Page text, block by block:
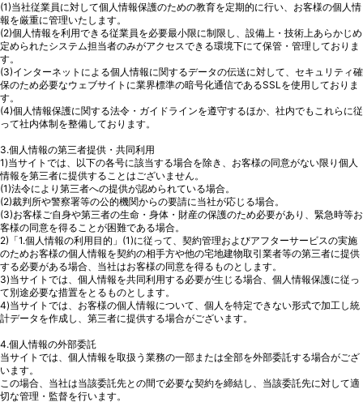
(1)当社従業員に対して個人情報保護のための教育を定期的に行い、お客様の個人情
報を厳重に管理いたします。
(2)個人情報を利用できる従業員を必要最小限に制限し、設備上・技術上あらかじめ
定められたシステム担当者のみがアクセスできる環境下にて保管・管理しておりま
す。
(3)インターネットによる個人情報に関するデータの伝送に対して、セキュリティ確
保のため必要なウェブサイトに業界標準の暗号化通信であるSSLを使用しておりま
す。
(4)個人情報保護に関する法令・ガイドラインを遵守するほか、社内でもこれらに従
って社内体制を整備しております。
3.個人情報の第三者提供・共同利用
1)当サイトでは、以下の各号に該当する場合を除き、お客様の同意がない限り個人
情報を第三者に提供することはございません。
(1)法令により第三者への提供が認められている場合。
(2)裁判所や警察署等の公的機関からの要請に当社が応じる場合。
(3)お客様ご自身や第三者の生命・身体・財産の保護のため必要があり、緊急時等お
客様の同意を得ることが困難である場合。
2)「1.個人情報の利用目的」(1)に従って、契約管理およびアフターサービスの実施
のためお客様の個人情報を契約の相手方や他の宅地建物取引業者等の第三者に提供
する必要がある場合、当社はお客様の同意を得るものとします。
3)当サイトでは、個人情報を共同利用する必要が生じる場合、個人情報保護に従っ
て別途必要な措置をとるものとします。
4)当サイトでは、お客様の個人情報について、個人を特定できない形式で加工し統
計データを作成し、第三者に提供する場合がございます。
4.個人情報の外部委託
当サイトでは、個人情報を取扱う業務の一部または全部を外部委託する場合がござ
います。
この場合、当社は当該委託先との間で必要な契約を締結し、当該委託先に対して適
切な管理・監督を行います。